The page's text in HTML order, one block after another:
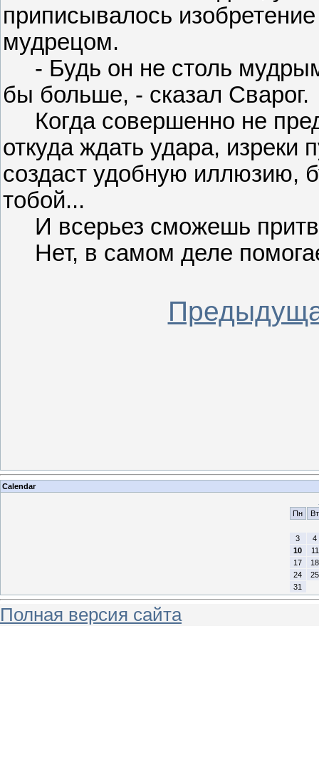
приписывалось
мудрецом.
- Будь он не столь
бы больше, - сказал Сварог.
Когда совершенно не
откуда ждать удара,
создаст удобную иллюзию,
тобой...
И всерьез сможешь
Нет, в самом деле
Calendar
Пн
Вт
3
4
10
11
17
18
24
25
31
Полная версия сайта